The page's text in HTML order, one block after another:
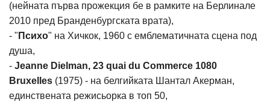
(нейната първа прожекция бе в рамките на Берлинале
2010 пред Бранденбургската врата),
- " Психо" на Хичкок, 1960 с емблематичната сцена под
душа,
- Jeanne Dielman, 23 quai du Commerce 1080
Bruxelles (1975) - на белгийката Шантал Акерман,
единствената режисьорка в топ 50,